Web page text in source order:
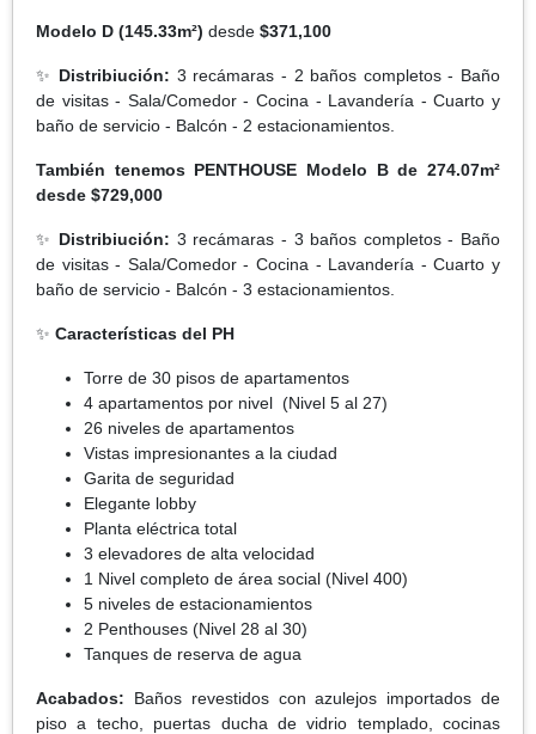
Modelo D (145.33m²) desde $371,100
✨ Distribiución: 3 recámaras - 2 baños completos - Baño
de visitas - Sala/Comedor - Cocina - Lavandería - Cuarto y
baño de servicio - Balcón - 2 estacionamientos.
También tenemos PENTHOUSE Modelo B de 274.07m²
desde $729,000
✨ Distribiución: 3 recámaras - 3 baños completos - Baño
de visitas - Sala/Comedor - Cocina - Lavandería - Cuarto y
baño de servicio - Balcón - 3 estacionamientos.
✨ Características del PH
Torre de 30 pisos de apartamentos
4 apartamentos por nivel (Nivel 5 al 27)
26 niveles de apartamentos
Vistas impresionantes a la ciudad
Garita de seguridad
Elegante lobby
Planta eléctrica total
3 elevadores de alta velocidad
1 Nivel completo de área social (Nivel 400)
5 niveles de estacionamientos
2 Penthouses (Nivel 28 al 30)
Tanques de reserva de agua
Acabados: Baños revestidos con azulejos importados de
piso a techo, puertas ducha de vidrio templado, cocinas